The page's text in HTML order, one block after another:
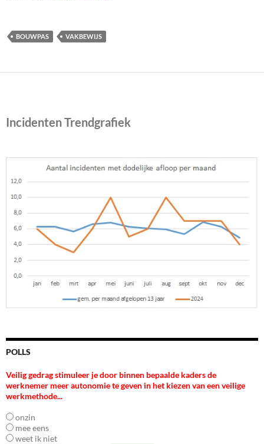
BOUWPAS VAKBEWIJS
Incidenten Trendgrafiek
POLLS
Veilig gedrag stimuleer je door binnen bepaalde kaders de
werknemer meer autonomie te geven in het kiezen van een veilige
werkmethode...
onzin
mee eens
weet ik niet